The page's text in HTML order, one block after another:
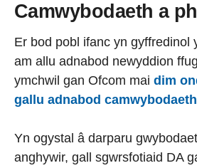
Camwybodaeth a
Er bod pobl ifanc yn gyffredinol
am allu adnabod newyddion
ymchwil gan Ofcom mai dim
gallu adnabod
Yn ogystal â darparu
anghywir, gall sgwrsfotiaid DA